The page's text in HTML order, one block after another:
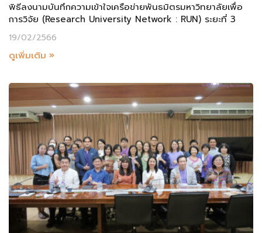
พิธีลงนามบันทึกความเข้าใจเครือข่ายพันธมิตรมหาวิทยาลัยเพื่อ
การวิจัย (Research University Network : RUN) ระยะที่ 3
19/02/2566
ดูเพิ่มเติม »